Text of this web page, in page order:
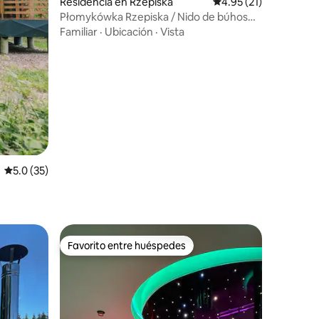
Calificación promedio: 5.0 de 5; 35 evaluaciones
5.0 (35)
Płomykówka Rzepiska / Nido de búhos
en los Tatras
Familiar · Ubicación · Vista
Favorito entre huéspedes
Favorito entre huéspedes